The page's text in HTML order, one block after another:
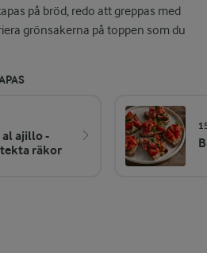
på bröd, redo att greppas med
grönsakerna på toppen som du
al ajillo -
räkor